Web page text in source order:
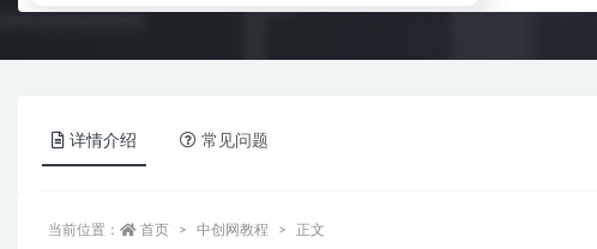
详情介绍 常见问题
当前位置： 首页 中创网教程 正文